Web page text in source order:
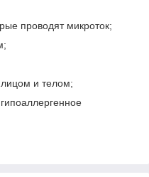
проводят микроток;
и телом;